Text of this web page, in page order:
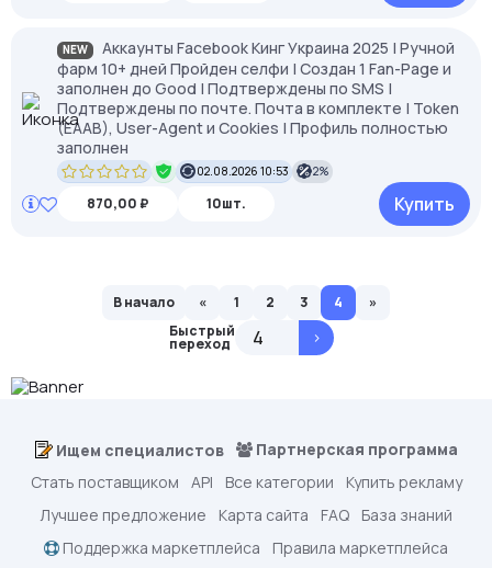
NEW
Аккаунты Facebook Кинг Украина 2025 | Ручной
фарм 10+ дней Пройден селфи | Создан 1 Fan-Page и
заполнен до Good | Подтверждены по SMS |
Подтверждены по почте. Почта в комплекте | Token
(EAAB), User-Agent и Cookies | Профиль полностью
заполнен
02.08.2026 10:53 2%
870,00 ₽ 10шт. Купить
В начало « 1 2 3 4
»
Быстрый
переход >
Ищем специалистов
Партнерская программа
Стать поставщиком
API Все категории
Купить рекламу
Лучшее предложение
Карта сайта FAQ
База знаний
Поддержка маркетплейса
Правила маркетплейса